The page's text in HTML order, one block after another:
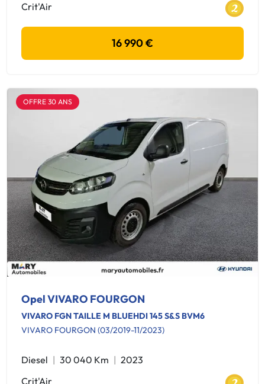
Crit'Air
16 990 €
OFFRE 30 ANS
Opel VIVARO FOURGON
VIVARO FGN TAILLE M BLUEHDI 145 S&S BVM6
VIVARO FOURGON (03/2019-11/2023)
Diesel 30 040 Km
2023
Crit'Air